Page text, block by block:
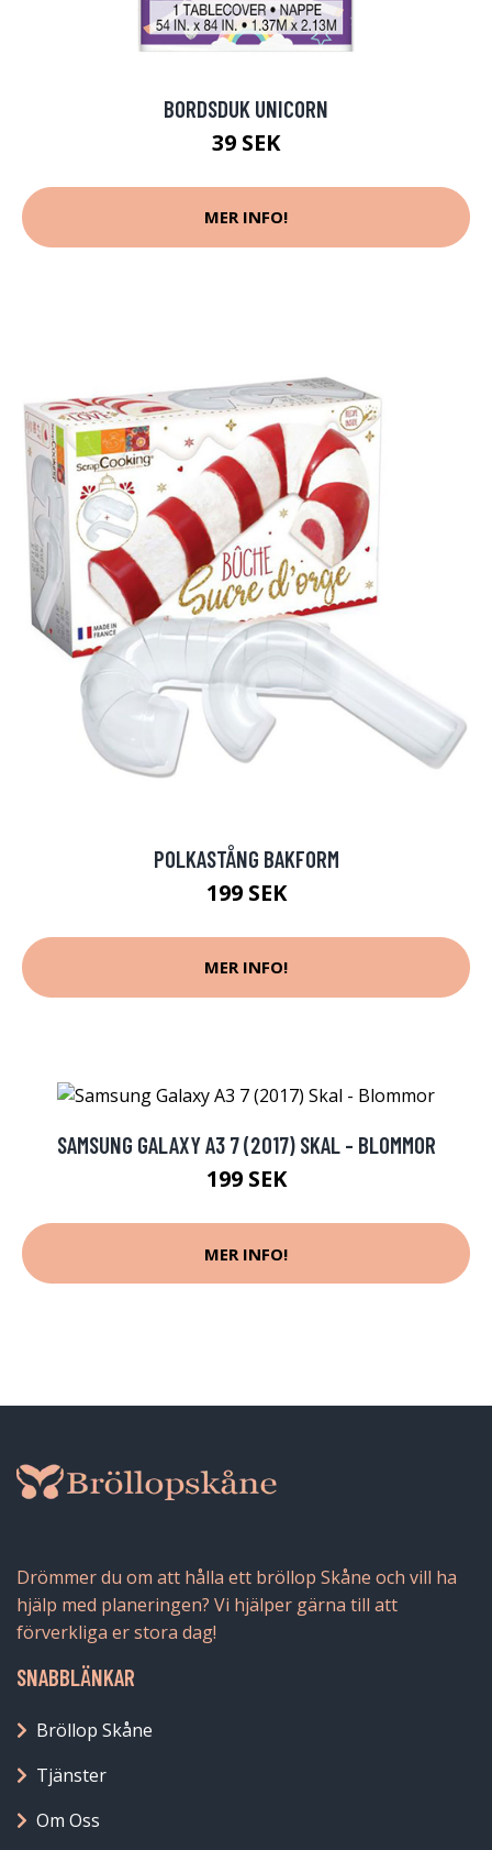
BORDSDUK UNICORN
39 SEK
MER INFO!
POLKASTÅNG BAKFORM
199 SEK
MER INFO!
SAMSUNG GALAXY A3 7 (2017) SKAL - BLOMMOR
199 SEK
MER INFO!
Drömmer du om att hålla ett bröllop Skåne och vill ha
hjälp med planeringen? Vi hjälper gärna till att
förverkliga er stora dag!
SNABBLÄNKAR
Bröllop Skåne
Tjänster
Om Oss